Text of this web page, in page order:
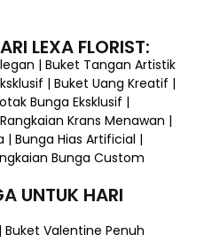
LEXA FLORIST:
| Buket Tangan Artistik
| Buket Uang Kreatif |
Bunga Eksklusif |
Krans Menawan |
| Bunga Hias Artificial |
Bunga Custom
UNTUK HARI
Valentine Penuh